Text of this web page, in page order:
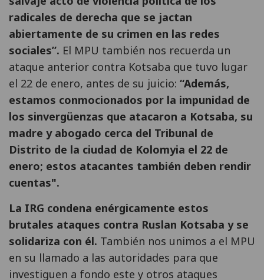
radicales de derecha que se jactan
abiertamente de su crimen en las redes
sociales”. El MPU también nos recuerda un
ataque anterior contra Kotsaba que tuvo lugar
el 22 de enero, antes de su juicio: “Además,
estamos conmocionados por la impunidad de
los sinvergüenzas que atacaron a Kotsaba, su
madre y abogado cerca del Tribunal de
Distrito de la ciudad de Kolomyia el 22 de
enero; estos atacantes también deben rendir
cuentas".
La IRG condena enérgicamente estos
brutales ataques contra Ruslan Kotsaba y se
solidariza con él. También nos unimos a el MPU
en su llamado a las autoridades para que
investiguen a fondo este y otros ataques